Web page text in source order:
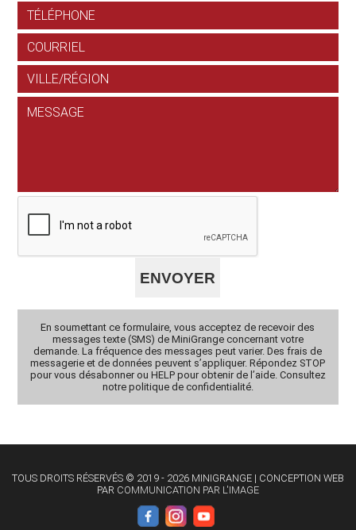
En soumettant ce formulaire, vous acceptez de recevoir des
messages texte (SMS) de MiniGrange concernant votre
demande. La fréquence des messages peut varier. Des frais de
messagerie et de données peuvent s’appliquer. Répondez STOP
pour vous désabonner ou HELP pour obtenir de l’aide. Consultez
notre politique de confidentialité.
TOUS DROITS RÉSERVÉS © 2019 - 2026 MINIGRANGE | CONCEPTION WEB
PAR COMMUNICATION PAR L'IMAGE